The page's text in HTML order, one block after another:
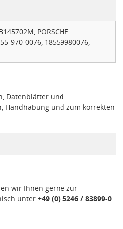
PORSCHE
970-0076, 18559980076,
Datenblätter und
Handhabung und zum korrekten
wir Ihnen gerne zur
unter +49 (0) 5246 / 83899-0.